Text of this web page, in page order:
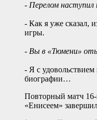
- Перелом наступил
- Как я уже сказал,
игры.
- Вы в «Тюмени»
- Я с
биографии…
Повторный матч
«Енисеем»